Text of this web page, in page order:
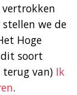
vertrokken
we de
Hoge
dit soort
terug van) Ik
.